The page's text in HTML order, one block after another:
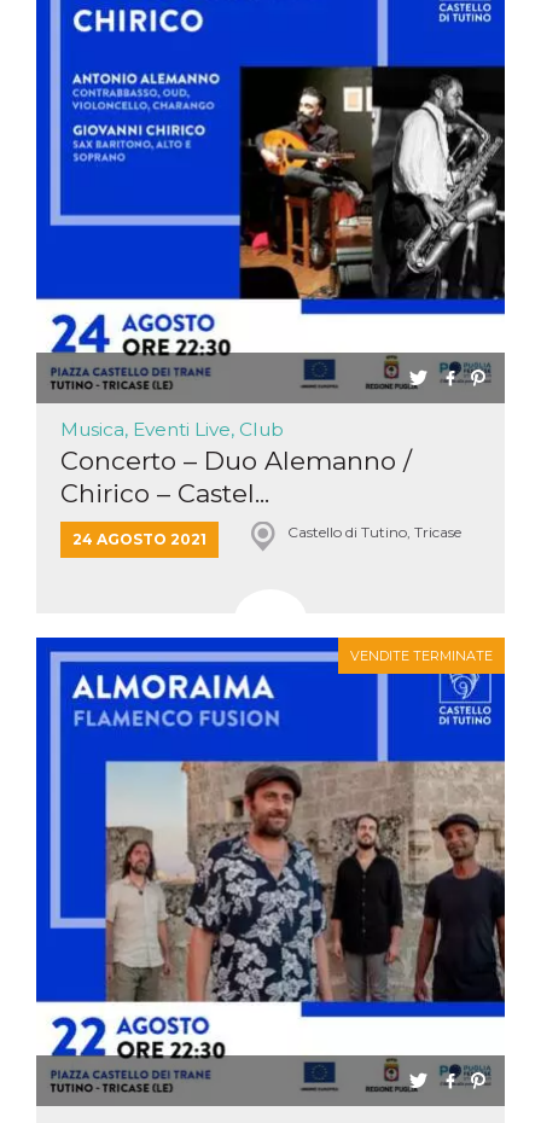
Musica, Eventi Live, Club
Concerto – Duo Alemanno /
Chirico – Castel...
24 AGOSTO 2021 Castello di Tutino, Tricase
VENDITE TERMINATE